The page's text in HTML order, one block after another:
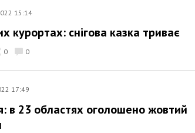
15:14
курортах: снігова казка триває
0 0
17:49
в 23 областях оголошено жовтий